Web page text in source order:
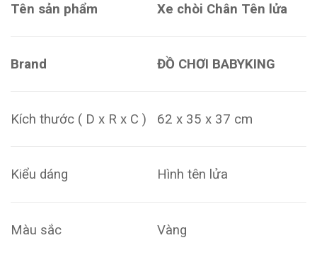
Tên sản phẩm Xe chòi Chân Tên lửa
Brand ĐỒ CHƠI BABYKING
Kích thước ( D x R x C ) 62 x 35 x 37 cm
Kiểu dáng Hình tên lửa
Màu sắc Vàng